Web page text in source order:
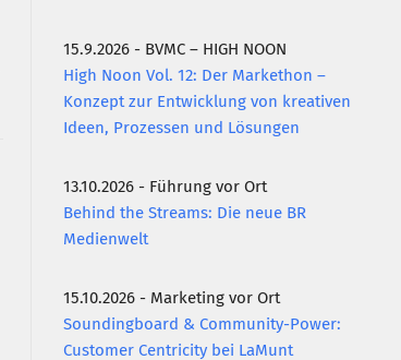
15.9.2026 - BVMC – HIGH NOON
High Noon Vol. 12: Der Markethon –
Konzept zur Entwicklung von kreativen
Ideen, Prozessen und Lösungen
13.10.2026 - Führung vor Ort
Behind the Streams: Die neue BR
Medienwelt
15.10.2026 - Marketing vor Ort
Soundingboard & Community-Power:
Customer Centricity bei LaMunt